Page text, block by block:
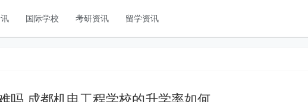
国际学校 考研资讯 留学资讯